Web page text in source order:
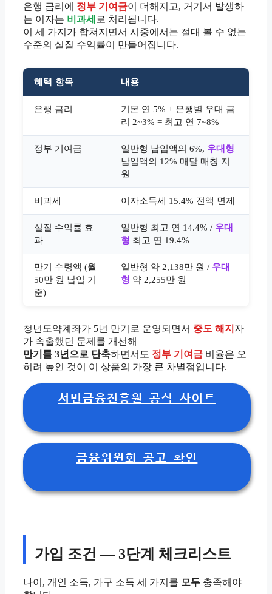
은행 금리에 정부 기여금이 더해지고, 거기서 발생하
는 이자는 비과세 로 처리됩니다.
이 세 가지가 합쳐지면서 시중에서는 절대 볼 수 없는
수준의 실질 수익률이 만들어집니다.
혜택 항목 내용
은행 금리
기본 연 5% + 은행별 우대 금
리 2~3% = 최고 연 7~8%
정부 기여금 일반형 납입액의 6%, 우대형
납입액의 12% 매달 매칭 지
원
비과세 이자소득세 15.4% 전액 면제
실질 수익률 효
과
일반형 최고 연 14.4% / 우대
형 최고 연 19.4%
만기 수령액 (월
50만 원 납입 기
준)
일반형 약 2,138만 원 / 우대
형 약 2,255만 원
청년도약계좌가 5년 만기로 운영되면서 중도 해지 자
가 속출했던 문제를 개선해
만기를 3년으로 단축하면서도 정부 기여금 비율은 오
히려 높인 것이 이 상품의 가장 큰 차별점입니다.
서민금융진흥원 공식 사이트
금융위원회 공고 확인
가입 조건 — 3단계 체크리스트
나이, 개인 소득, 가구 소득 세 가지를 모두 충족해야